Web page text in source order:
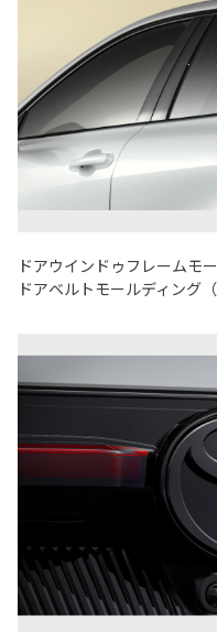
ドアウインドゥフレームモ
ドアベルトモールディング（